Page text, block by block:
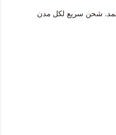
شحن سريع لكل مدن